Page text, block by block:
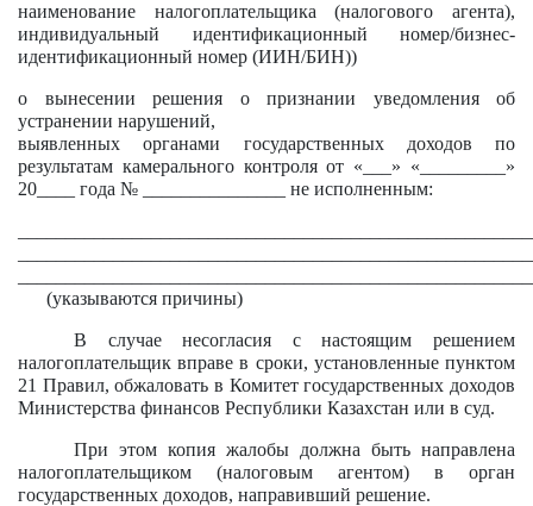
наименование налогоплательщика (налогового агента),
индивидуальный идентификационный номер/бизнес-
идентификационный номер (ИИН/БИН))
о вынесении решения о признании уведомления об
устранении нарушений,
выявленных органами государственных доходов по
результатам камерального контроля от «___» «_________»
20____ года № _______________ не исполненным:
(указываются причины)
В случае несогласия с настоящим решением
налогоплательщик вправе в сроки, установленные пунктом
21 Правил, обжаловать в Комитет государственных доходов
Министерства финансов Республики Казахстан или в суд.
При этом копия жалобы должна быть направлена
налогоплательщиком (налоговым агентом) в орган
государственных доходов, направивший решение.